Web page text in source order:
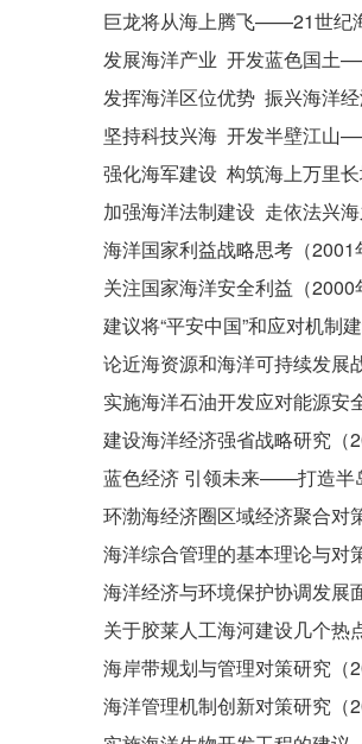
巨龙将从海上腾飞——21世纪
发展海洋产业 开发蓝色国土
发挥海洋区位优势 振兴海洋
坚持科技兴海 开发半壁江山
强化海军建设 构筑海上万里
加强海洋法制建设 走依法兴
海洋国家利益战略思考（2001
关注国家海洋安全利益（2000
建议将“平安中国”和应对机制
论近海资源和海洋可持续发展
实施海洋石油开发应对能源安
建设海洋经济强省战略研究（
蓝色经济 引领未来——打造半
环渤海经济圈区域经济聚合对
海洋综合管理的基本理论与对
海洋经济与环境保护协调发展
关于胶莱人工海河建设几个热
海岸带规划与管理对策研究（
海洋管理机制创新对策研究（